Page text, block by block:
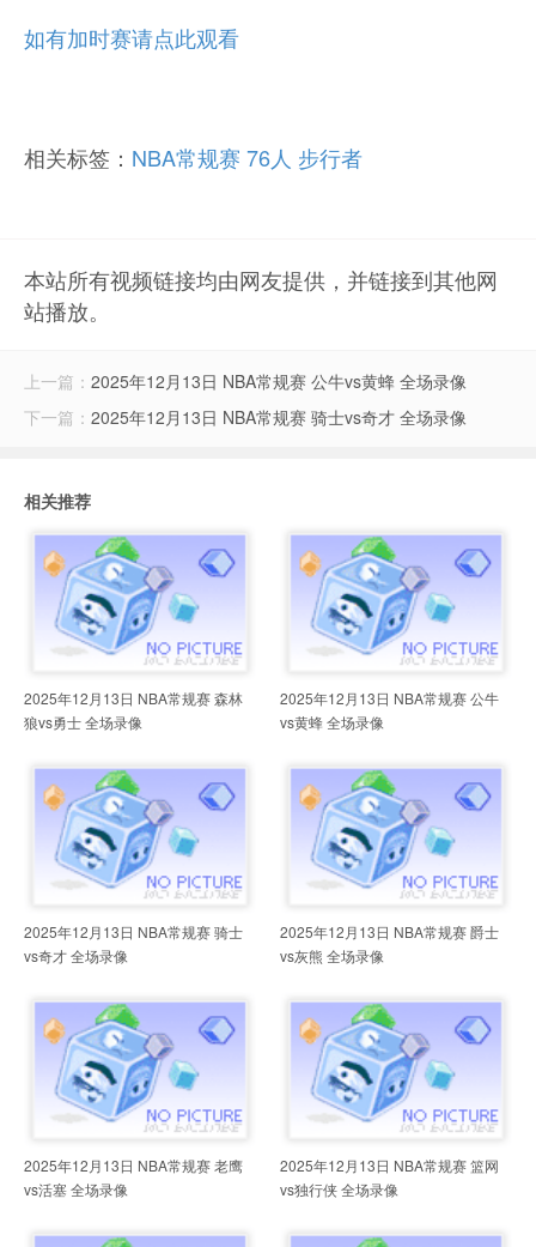
如有加时赛请点此观看
相关标签： NBA常规赛 76人 步行者
本站所有视频链接均由网友提供，并链接到其他网
站播放。
上一篇： 2025年12月13日 NBA常规赛 公牛vs黄蜂 全场录像
下一篇： 2025年12月13日 NBA常规赛 骑士vs奇才 全场录像
相关推荐
2025年12月13日 NBA常规赛 森林
狼vs勇士 全场录像
2025年12月13日 NBA常规赛 公牛
vs黄蜂 全场录像
2025年12月13日 NBA常规赛 骑士
vs奇才 全场录像
2025年12月13日 NBA常规赛 爵士
vs灰熊 全场录像
2025年12月13日 NBA常规赛 老鹰
vs活塞 全场录像
2025年12月13日 NBA常规赛 篮网
vs独行侠 全场录像